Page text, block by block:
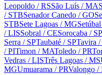
Leopoldo / RSSão Luís / MA
/ STBSenador Canedo / GO
STBSete Lagoas / MGSetúbal
/ LISSobral / CESorocaba / SP
Serra / SPTaubaté / SPTavira /
/ PITimon / MAToledo / PR
Vedras / LISTrês Lagoas / MS
MGUmuarama / PRValongo /